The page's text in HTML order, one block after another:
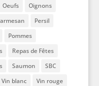
Oeufs
Oignons
Persil
Pommes
Repas de Fêtes
Saumon
SBC
Vin blanc Vin rouge